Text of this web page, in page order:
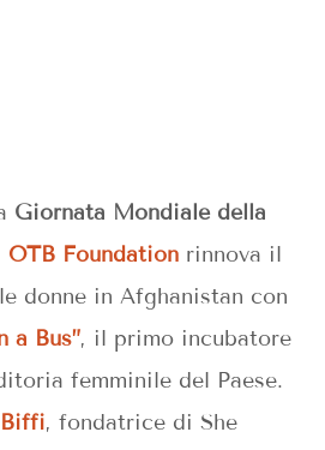
Giornata Mondiale della
OTB Foundation rinnova il
donne in Afghanistan con
a Bus”, il primo incubatore
femminile del Paese.
Biffi, fondatrice di She